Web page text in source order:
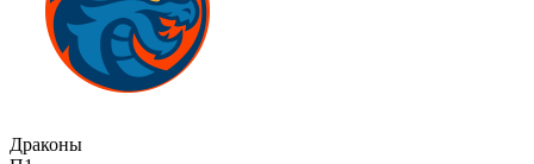
Драконы